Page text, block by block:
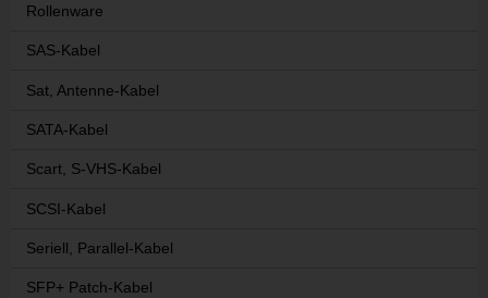
Rollenware
SAS-Kabel
Sat, Antenne-Kabel
SATA-Kabel
Scart, S-VHS-Kabel
SCSI-Kabel
Seriell, Parallel-Kabel
SFP+ Patch-Kabel